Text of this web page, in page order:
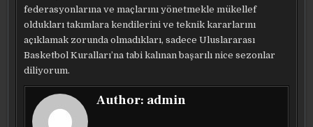
federasyonlarına ve maçlarını yönetmekle mükellef
oldukları takımlara kendilerini ve teknik kararlarını
açıklamak zorunda olmadıkları, sadece Uluslararası
Basketbol Kuralları’na tabi kalınan başarılı nice sezonlar
diliyorum.
Author: admin